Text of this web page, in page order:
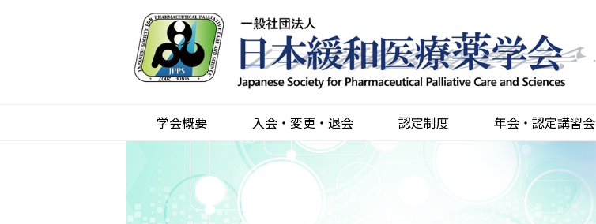
学会概要 入会・変更・退会 認定制度 年会・認定講習会